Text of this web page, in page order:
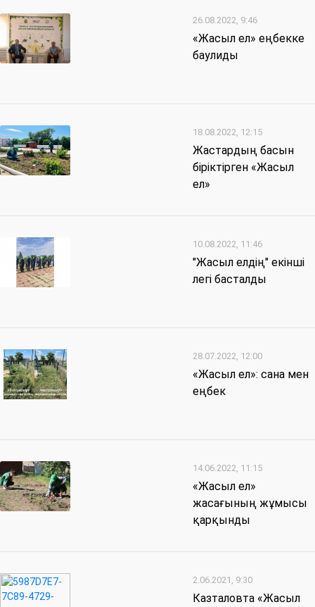
26.08.2022, 9:46
«Жасыл ел» еңбекке
баулиды
18.08.2022, 12:15
Жастардың басын
біріктірген «Жасыл
ел»
10.08.2022, 11:46
"Жасыл елдің" екінші
легі басталды⠀⠀
28.07.2022, 12:00
«Жасыл ел»: сана мен
еңбек
14.06.2022, 11:15
«Жасыл ел»
жасағының жұмысы
қарқынды
2.06.2021, 9:30
Казталовта «Жасыл